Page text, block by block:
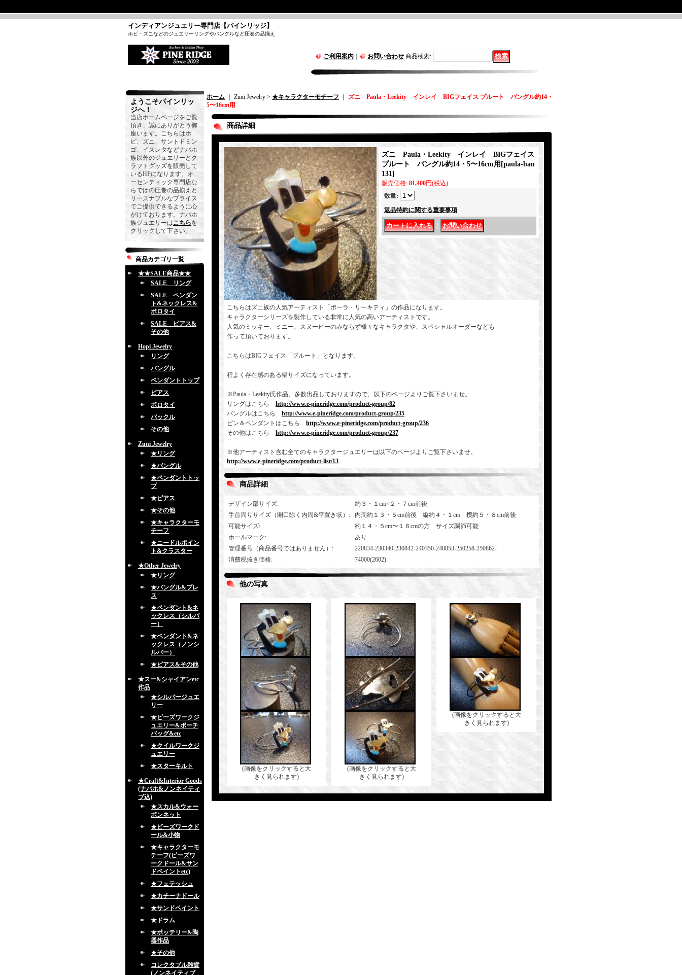
インディアンジュエリー専門店【パインリッジ】
ホピ・ズニなどのジュエリーリングやバングルなど圧巻の品揃え
ご利用案内 お問い合わせ 商品検索:
ようこそパインリッ
ジへ！
当店ホームページをご覧
頂き、誠にありがとう御
座います。こちらはホ
ピ、ズニ、サントドミン
ゴ、イスレタなどナバホ
族以外のジュエリーとク
ラフトグッズを販売して
いるHPになります。オ
ーセンティック専門店な
らではの圧巻の品揃えと
リーズナブルなプライス
でご提供できるように心
がけております。ナバホ
族ジュエリーはこちらを
クリックして下さい。
商品カテゴリ一覧
★★SALE商品★★
SALE リング
SALE ペンダン
ト&ネックレス&
ボロタイ
SALE ピアス&
その他
Hopi Jewelry
リング
バングル
ペンダントトップ
ピアス
ボロタイ
バックル
その他
Zuni Jewelry
★リング
★バングル
★ペンダントトッ
プ
★ピアス
★その他
★キャラクターモ
チーフ
★ニードルポイン
ト&クラスター
★Other Jewelry
★リング
★バングル&ブレ
ス
★ペンダント&ネ
ックレス（シルバ
ー）
★ペンダント&ネ
ックレス（ノンシ
ルバー）
★ピアス&その他
★スー&シャイアンetc
作品
★シルバージュエ
リー
★ビーズワークジ
ュエリー&ポーチ
バッグ&etc
★クイルワークジ
ュエリー
★スターキルト
★Craft&Interior Goods
(ナバホ&ノンネイティ
ブ込)
★スカル&ウォー
ボンネット
★ビーズワークド
ール&小物
★キャラクターモ
チーフ(ビーズワ
ークドール&サン
ドペイントetc)
★フェテッシュ
★カチーナドール
★サンドペイント
★ドラム
★ポッテリー&陶
器作品
★その他
コレクタブル雑貨
(ノンネイティブ
ホーム ｜ Zuni Jewelry > ★キャラクターモチーフ
ズニ Paula・Leekity インレイ BIGフェイス プルート バングル約14・
5〜16cm用
商品詳細
ズニ Paula・Leekity インレイ BIGフェイス
プルート バングル約14・5〜16cm用 [paula-ban
131]
販売価格: 81,400円(税込)
数量:
返品特約に関する重要事項
こちらはズニ族の人気アーティスト「ポーラ・リーキティ」の作品になります。
キャラクターシリーズを製作している非常に人気の高いアーティストです。
人気のミッキー、ミニー、スヌーピーのみならず様々なキャラクタや、スペシャルオーダーなども
作って頂いております。
こちらはBIGフェイス「プルート」となります。
程よく存在感のある幅サイズになっています。
※Paula・Leekity氏作品、多数出品しておりますので、以下のページよりご覧下さいませ。
リングはこちら http://www.e-pineridge.com/product-group/82
バングルはこちら http://www.e-pineridge.com/product-group/235
ピン＆ペンダントはこちら http://www.e-pineridge.com/product-group/236
その他はこちら http://www.e-pineridge.com/product-group/237
※他アーティスト含む全てのキャラクタージュエリーは以下のページよりご覧下さいませ。
http://www.e-pineridge.com/product-list/13
商品詳細
デザイン部サイズ:
約３・１cm×２・７cm前後
手首周りサイズ（開口除く内周&平置き状）:: 内周約１３・５cm前後 縦約４・１cm 横約５・８cm前後
可能サイズ:
約１４・５cm〜１６cmの方 サイズ調節可能
ホールマーク :
あり
管理番号（商品番号ではありません） :
220834-230340-230842-240350-240853-250258-250862-
消費税抜き価格: 74000(2602)
他の写真
(画像をクリックすると大
きく見られます)
(画像をクリックすると大
きく見られます)
(画像をクリックすると大
きく見られます)